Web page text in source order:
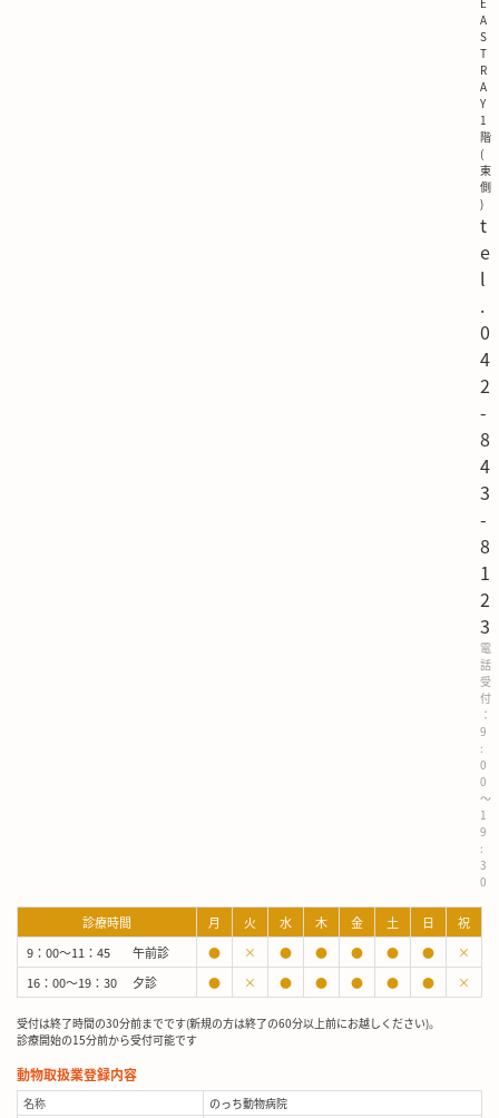
A
S
T
R
A
Y
1
階
(
東
側
)
t
e
l
.
0
4
2
-
8
4
3
-
8
1
2
3
電
話
受
付
：
9
:
0
0
～
1
9
:
3
0
診療時間 月 火 水 木 金 土 日
祝
9：00～11：45
午前診 ● × ● ● ● ● ●
×
16：00～19：30
夕診 ● × ● ● ● ● ● ×
受付は終了時間の30分前までです(新規の方は終了の60分以上前にお越しください)。
診療開始の15分前から受付可能です
動物取扱業登録内容
名称
のっち動物病院